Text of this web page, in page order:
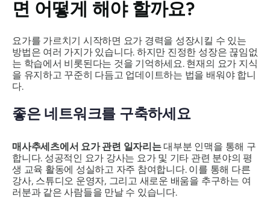
면 어떻게 해야 할까요?
요가를 가르치기 시작하면 요가 경력을 성장시킬 수 있는
방법은 여러 가지가 있습니다. 하지만 진정한 성장은 끊임없
는 학습에서 비롯된다는 것을 기억하세요. 현재의 요가 지식
을 유지하고 꾸준히 다듬고 업데이트하는 법을 배워야 합니
다.
좋은 네트워크를 구축하세요
매사추세츠에서 요가 관련 일자리는대부분 인맥을 통해 구
합니다. 성공적인 요가 강사는 요가 및 기타 관련 분야의 평
생 교육 활동에 성실하고 자주 참여합니다. 이를 통해 다른
강사, 스튜디오 운영자, 그리고 새로운 배움을 추구하는 여
러분과 같은 사람들을 만날 수 있습니다.